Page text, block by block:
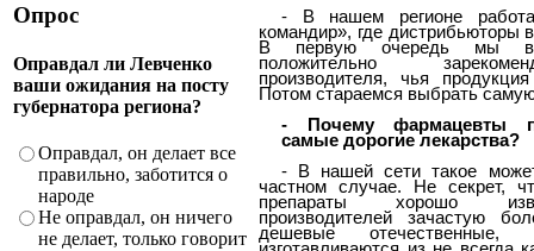
Опрос
Оправдал ли Левченко
ваши ожидания на посту
губернатора региона?
Оправдал, он делает все
правильно, заботится о
народе
Не оправдал, он ничего
не делает, только говорит
- В нашем регионе
командир», где дистрибьюторы
В первую очередь мы
положительно
производителя, чья
Потом стараемся выбрать
- Почему фармацевты
самые дорогие лекарства?
- В нашей сети такое
частном случае. Не секрет,
препараты хорошо
производителей зачастую
дешевые